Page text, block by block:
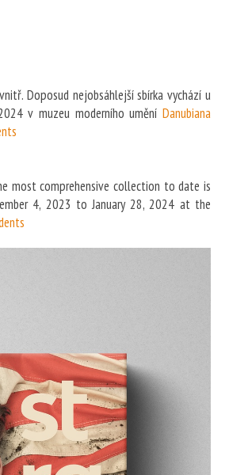
Doposud nejobsáhlejší sbírka vychází u
v muzeu moderního umění Danubiana
most comprehensive collection to date is
4, 2023 to January 28, 2024 at the